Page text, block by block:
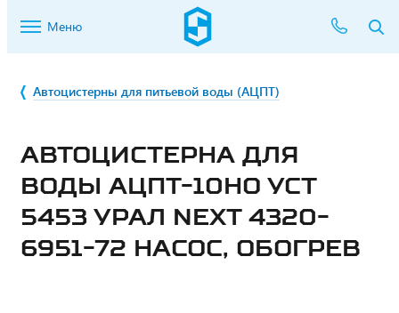
Меню
Автоцистерны для питьевой воды (АЦПТ)
АВТОЦИСТЕРНА ДЛЯ
ВОДЫ АЦПТ-10НО УСТ
5453 УРАЛ NEXT 4320-
6951-72 НАСОС, ОБОГРЕВ